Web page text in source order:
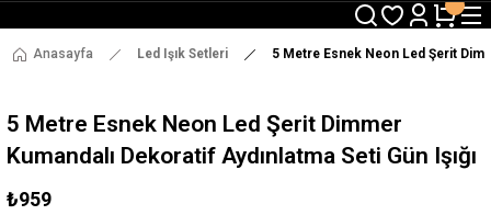
3000 TL ve Üzeri Alışverişlerde Ücretsiz Kargo !
12:00' a Kadar Verilen Siparişlerde Aynı Gün Gönderim !
3000 TL ve Üzeri Alışverişlerde Ücretsiz Kargo !
Anasayfa Led Işık Setleri 5 Metre Esnek Neon Led Şerit
5 Metre Esnek Neon Led Şerit Dimmer
Kumandalı Dekoratif Aydınlatma Seti Gün Işığı
₺959